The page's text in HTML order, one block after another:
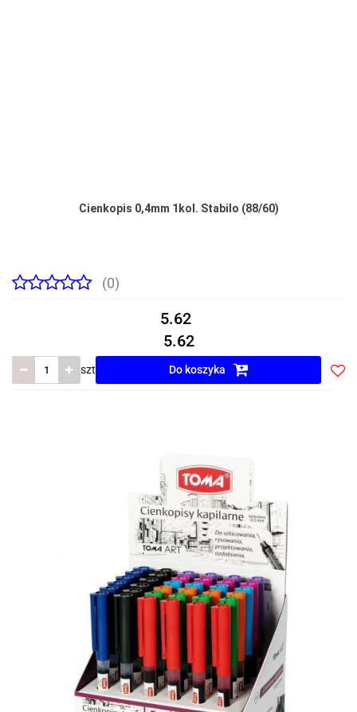
Cienkopis 0,4mm 1kol. Stabilo (88/60)
(0)
5.62
5.62
szt Do koszyka